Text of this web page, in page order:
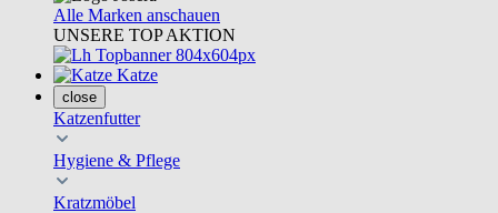
Alle Marken anschauen
UNSERE TOP AKTION
Katze
close
Katzenfutter
Hygiene & Pflege
Kratzmöbel